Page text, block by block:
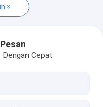
Dengan Cepat